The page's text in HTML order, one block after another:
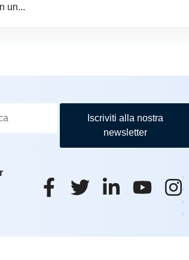
un...
Iscriviti alla nostra
newsletter